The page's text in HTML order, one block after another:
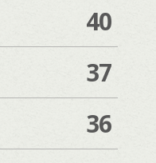
40
37
36